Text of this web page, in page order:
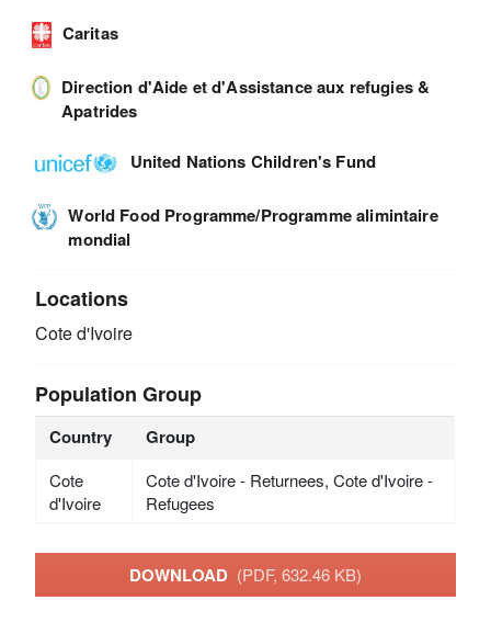
Caritas
Direction d'Aide et d'Assistance aux refugies &
Apatrides
United Nations Children's Fund
World Food Programme/Programme alimintaire
mondial
Locations
Cote d'Ivoire
Population Group
Country Group
Cote
d'Ivoire
Cote d'Ivoire - Returnees, Cote d'Ivoire -
Refugees
DOWNLOAD (PDF, 632.46 KB)